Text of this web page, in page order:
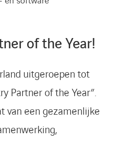
of the Year!
uitgeroepen tot
Partner of the Year”.
van een gezamenlijke